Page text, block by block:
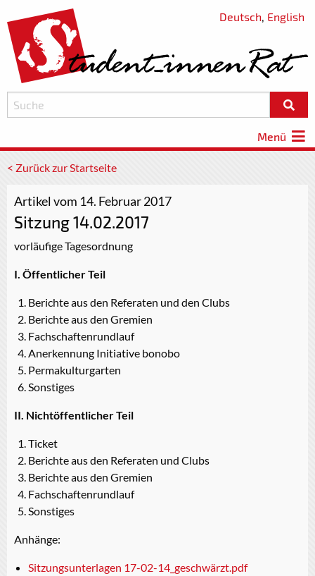
Deutsch, English
Menü
< Zurück zur Startseite
Artikel vom 14. Februar 2017
Sitzung 14.02.2017
vorläufige Tagesordnung
I. Öffentlicher Teil
Berichte aus den Referaten und den Clubs
Berichte aus den Gremien
Fachschaftenrundlauf
Anerkennung Initiative bonobo
Permakulturgarten
Sonstiges
II. Nichtöffentlicher Teil
Ticket
Berichte aus den Referaten und Clubs
Berichte aus den Gremien
Fachschaftenrundlauf
Sonstiges
Anhänge:
Sitzungsunterlagen 17-02-14_geschwärzt.pdf